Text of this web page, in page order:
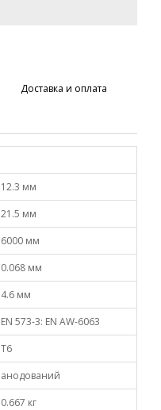
Доставка и оплата
12.3 мм
21.5 мм
6000 мм
0.068 мм
4.6 мм
EN 573-3: EN AW-6063
Т6
анодований
0.667 кг